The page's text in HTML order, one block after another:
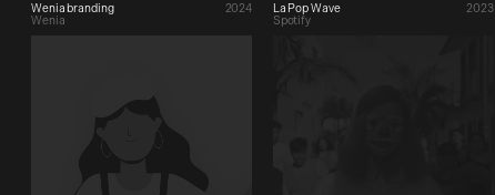
Wenia branding
2024
Wenia
La Pop Wave
2023
Spotify